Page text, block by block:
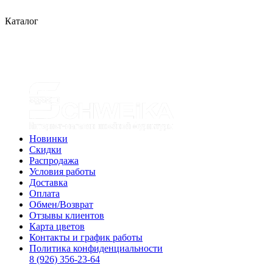
Каталог
Новинки
Скидки
Распродажа
Условия работы
Доставка
Оплата
Обмен/Возврат
Отзывы клиентов
Карта цветов
Контакты и график работы
Политика конфиденциальности
8 (926) 356-23-64